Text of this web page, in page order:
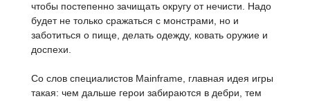
чтобы постепенно зачищать округу от нечисти. Надо
будет не только сражаться с монстрами, но и
заботиться о пище, делать одежду, ковать оружие и
доспехи.
Со слов специалистов Mainframe, главная идея игры
такая: чем дальше герои забираются в дебри, тем